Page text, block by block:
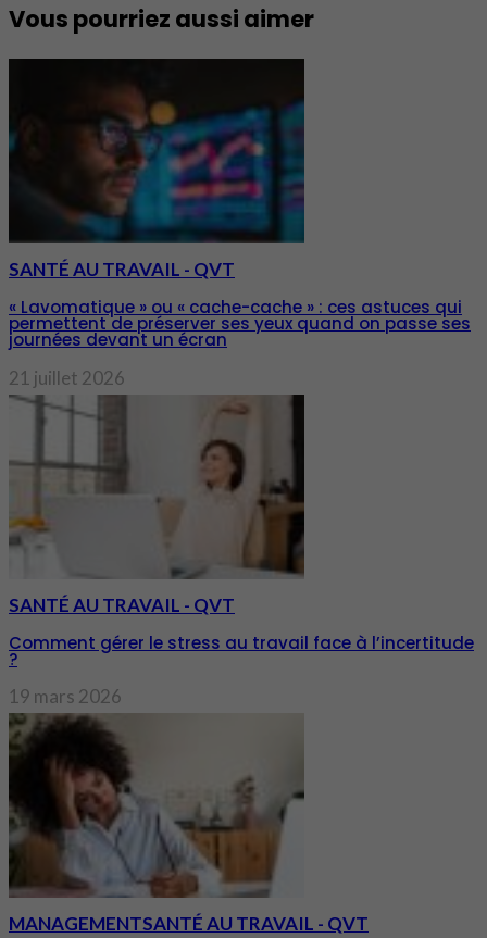
Vous pourriez aussi aimer
SANTÉ AU TRAVAIL - QVT
« Lavomatique » ou « cache-cache » : ces astuces qui
permettent de préserver ses yeux quand on passe ses
journées devant un écran
21 juillet 2026
SANTÉ AU TRAVAIL - QVT
Comment gérer le stress au travail face à l’incertitude
?
19 mars 2026
MANAGEMENTSANTÉ AU TRAVAIL - QVT